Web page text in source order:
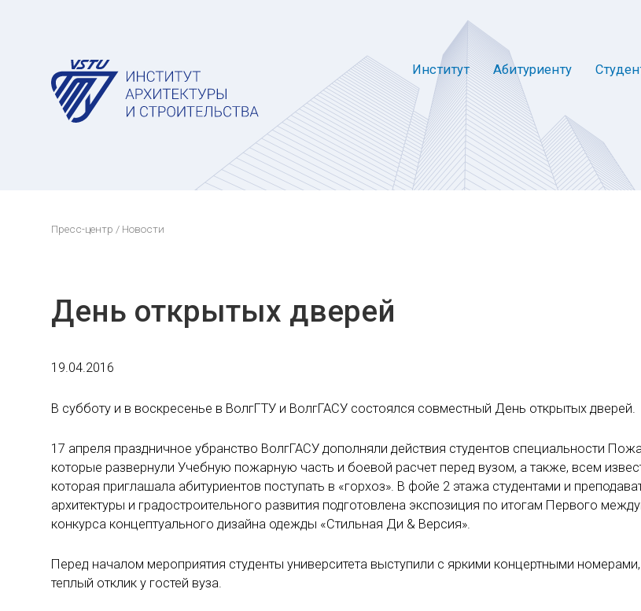
Институт Абитуриенту
Пресс-центр / Новости
День открытых дверей
19.04.2016
В субботу и в воскресенье в ВолгГТУ и ВолгГАСУ состоялся совместный День открытых дверей.
17 апреля праздничное убранство ВолгГАСУ дополняли действия студентов специальности
которые развернули Учебную пожарную часть и боевой расчет перед вузом, а также, всем
которая приглашала абитуриентов поступать в «горхоз». В фойе 2 этажа студентами и
архитектуры и градостроительного развития подготовлена экспозиция по итогам Первого
конкурса концептуального дизайна одежды «Стильная Ди & Версия».
Перед началом мероприятия студенты университета выступили с яркими концертными
теплый отклик у гостей вуза.